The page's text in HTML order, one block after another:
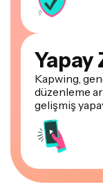
Yapay
Kapwing,
düzenleme
gelişmiş